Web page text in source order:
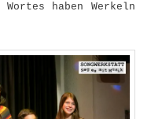
haben Werkeln